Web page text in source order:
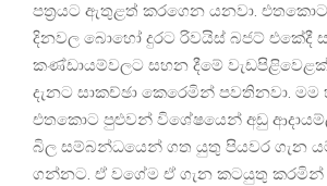
පත්‍රයට ඇතුළත් කරගෙන යනවා. එතකොට
දිනවල බොහෝ දුරට රිවයිස් බජට් එකේදී
කණ්ඩායම්වලට සහන දීමේ
දැනට සාකච්ඡා කෙරෙමින් පවතිනවා.
එතකොට පුළුවන් විශේෂයෙන් අඩු
බිල සම්බන්ධයෙන් ගත යුතු පියවර ගැන
ගන්නට. ඒ වගේම ඒ ගැන කටයුතු කරමින්